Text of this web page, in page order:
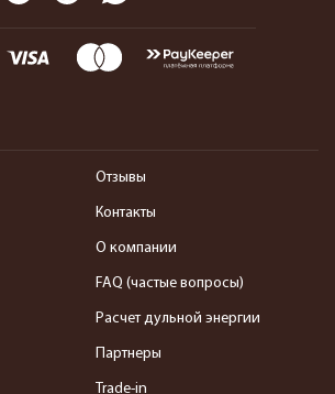
Отзывы
Контакты
О компании
FAQ (частые вопросы)
Расчет дульной энергии
Партнеры
Trade-in